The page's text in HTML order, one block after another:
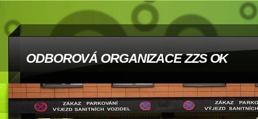
ODBOROVÁ ORGANIZACE ZZS OK